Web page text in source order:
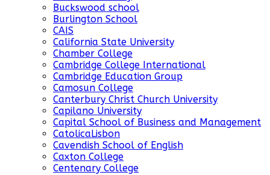
Buckswood school
Burlington School
CAIS
California State University
Chamber College
Cambridge College International
Cambridge Education Group
Camosun College
Canterbury Christ Church University
Capilano University
Capital School of Business and Management
CatolicaLisbon
Cavendish School of English
Caxton College
Centenary College